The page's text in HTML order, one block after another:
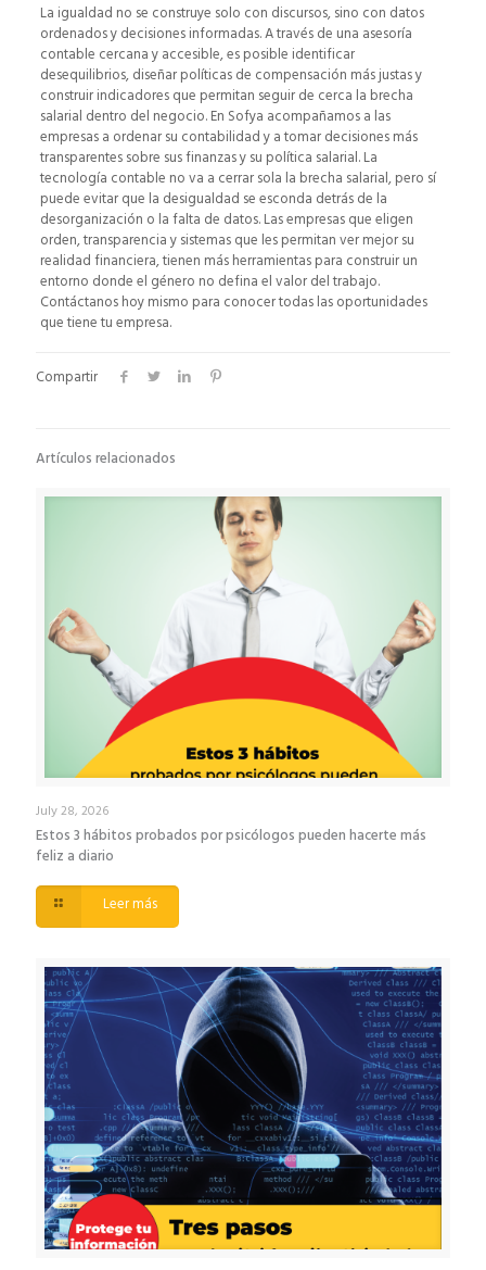
La igualdad no se construye solo con discursos, sino con datos
ordenados y decisiones informadas. A través de una asesoría
contable cercana y accesible, es posible identificar
desequilibrios, diseñar políticas de compensación más justas y
construir indicadores que permitan seguir de cerca la brecha
salarial dentro del negocio. En Sofya acompañamos a las
empresas a ordenar su contabilidad y a tomar decisiones más
transparentes sobre sus finanzas y su política salarial. La
tecnología contable no va a cerrar sola la brecha salarial, pero sí
puede evitar que la desigualdad se esconda detrás de la
desorganización o la falta de datos. Las empresas que eligen
orden, transparencia y sistemas que les permitan ver mejor su
realidad financiera, tienen más herramientas para construir un
entorno donde el género no defina el valor del trabajo.
Contáctanos hoy mismo para conocer todas las oportunidades
que tiene tu empresa.
Compartir
Artículos relacionados
July 28, 2026
Estos 3 hábitos probados por psicólogos pueden hacerte más
feliz a diario
Leer más